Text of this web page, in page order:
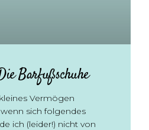
Barfußschuhe
Vermögen
sich folgendes
ich (leider!) nicht von